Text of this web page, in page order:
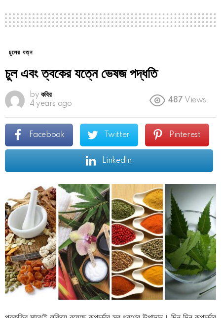
চুলের যত্ন
চুল এবং ত্বকের যত্নে ভেষজ পদ্ধতি
by কবির
4 years ago
487 Views
Facebook Twitter Pinterest
LinkedIn